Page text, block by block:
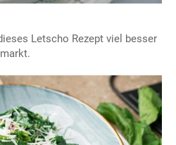
Letscho Rezept viel besser